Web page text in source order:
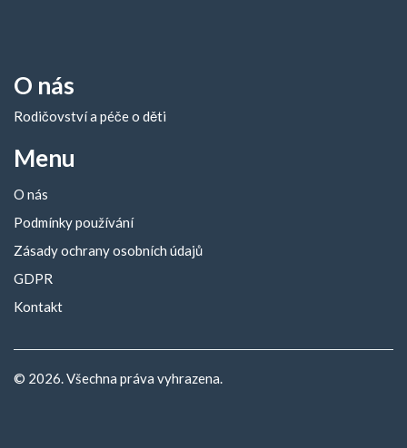
O nás
Rodičovství a péče o děti
Menu
O nás
Podmínky používání
Zásady ochrany osobních údajů
GDPR
Kontakt
© 2026. Všechna práva vyhrazena.